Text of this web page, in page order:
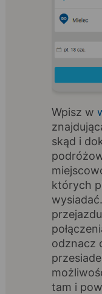
Wpisz w
skąd i
których
odznacz
tam i